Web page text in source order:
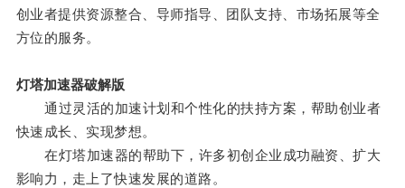
创业者提供资源整合、导师指导、团队支持、市场拓展等全
方位的服务。
灯塔加速器破解版
通过灵活的加速计划和个性化的扶持方案，帮助创业者
快速成长、实现梦想。
在灯塔加速器的帮助下，许多初创企业成功融资、扩大
影响力，走上了快速发展的道路。